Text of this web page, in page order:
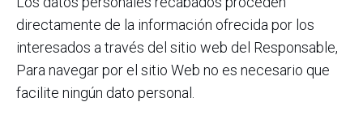
directamente de la información ofrecida por los
interesados a través del sitio web del Responsable,
Para navegar por el sitio Web no es necesario que
facilite ningún dato personal.